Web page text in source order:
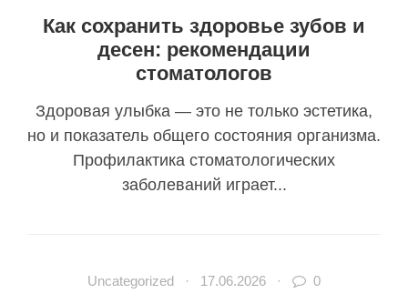
Как сохранить здоровье зубов и
десен: рекомендации
стоматологов
Здоровая улыбка — это не только эстетика,
но и показатель общего состояния организма.
Профилактика стоматологических
заболеваний играет...
Uncategorized · 17.06.2026 · 0